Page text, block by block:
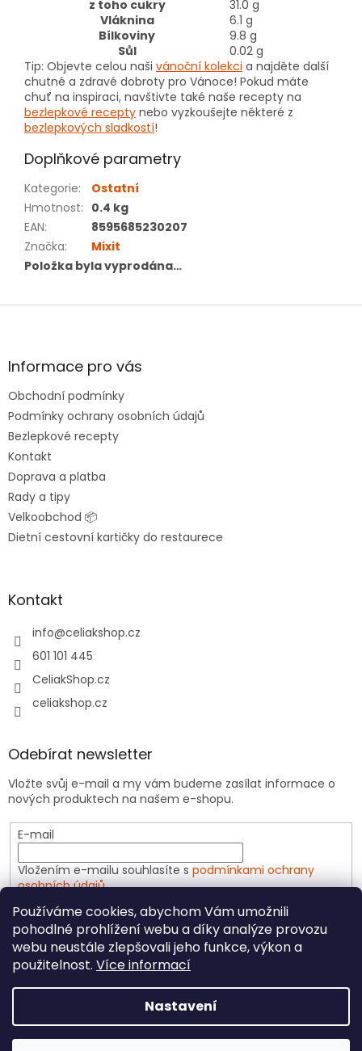
Používáme cookies, abychom Vám umožnili
pohodlné prohlížení webu a díky analýze provozu
webu neustále zlepšovali jeho funkce, výkon a
použitelnost. Více informací
Nastavení
z toho cukry
31.0 g
Vláknina
6.1 g
Bílkoviny
9.8 g
Sůl
0.02 g
Tip: Objevte celou naši vánoční kolekci a najděte další
chutné a zdravé dobroty pro Vánoce! Pokud máte
chuť na inspiraci, navštivte také naše recepty na
bezlepkové recepty nebo vyzkoušejte některé z
bezlepkových sladkostí!
Doplňkové parametry
Kategorie:
Ostatní
Hmotnost: 0.4 kg
EAN:
8595685230207
Značka:
Mixit
Položka byla vyprodána…
Z
aInformace pro vás
Obchodní podmínky
Podmínky ochrany osobních údajů
Bezlepkové recepty
Kontakt
Doprava a platba
Rady a tipy
Velkoobchod 📦
Dietní cestovní kartičky do restaurece
Kontakt
info@celiakshop.cz
601 101 445
CeliakShop.cz
celiakshop.cz
Odebírat newsletter
Vložte svůj e-mail a my vám budeme zasílat informace o
nových produktech na našem e-shopu.
E-mail
Vložením e-mailu souhlasíte s podmínkami ochrany
osobních údajů
PŘIHLÁSIT SE
Copyright 2026CeliakShop.cz. Všechna práva